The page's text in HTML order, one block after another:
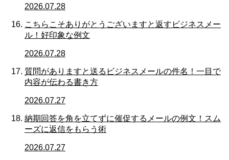
2026.07.28
こちらこそありがとうございますと返すビジネスメー
ル！好印象な例文
2026.07.28
質問がありますと送るビジネスメールの件名！一目で
内容が伝わる書き方
2026.07.27
納期回答を角を立てずに催促するメールの例文！スム
ーズに返信をもらう術
2026.07.27